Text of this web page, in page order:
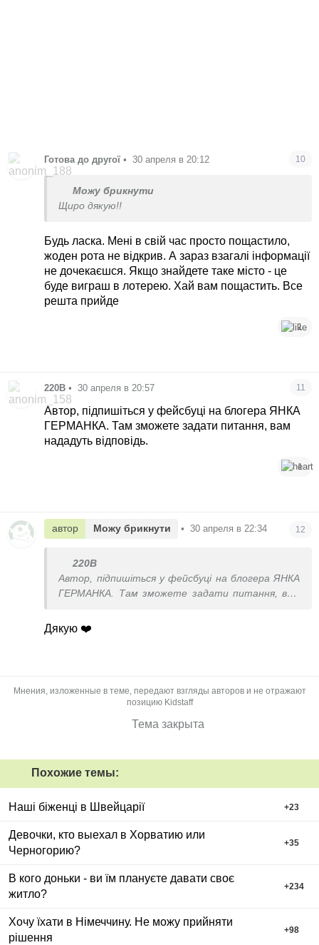
Готова до другої • 30 апреля в 20:12 10
Можу брикнути
Щиро дякую!!
Будь ласка. Мені в свій час просто пощастило,
жоден рота не відкрив. А зараз взагалі інформації
не дочекаєшся. Якщо знайдете таке місто - це
буде виграш в лотерею. Хай вам пощастить. Все
решта прийде
1
220В • 30 апреля в 20:57 11
Автор, підпишіться у фейсбуці на блогера ЯНКА
ГЕРМАНКА. Там зможете задати питання, вам
нададуть відповідь.
1
автор Можу брикнути • 30 апреля в 22:34 12
220В
Автор, підпишіться у фейсбуці на блогера ЯНКА
ГЕРМАНКА. Там зможете задати питання, вам
Дякую ❤️
Мнения, изложенные в теме, передают взгляды авторов и не отражают
позицию Kidstaff
Тема закрыта
Похожие темы:
Наші біженці в Швейцарії +23
Девочки, кто выехал в Хорватию или
Черногорию?
+35
В кого доньки - ви їм плануєте давати своє
житло?
+234
Хочу їхати в Німеччину. Не можу прийняти
рішення
+98